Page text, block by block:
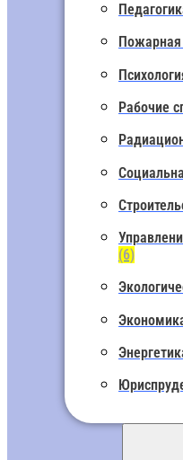
Пожарная
Рабочие
(6)